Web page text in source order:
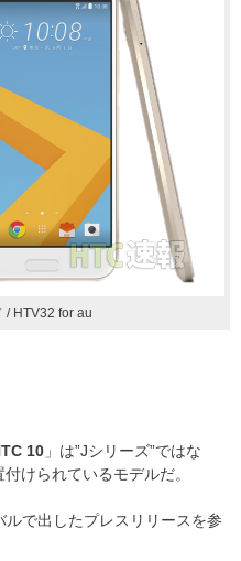
/ HTV32 for au
10 」は”Jシリーズ”ではな
けられているモデルだ。
で出したプレスリリースを参